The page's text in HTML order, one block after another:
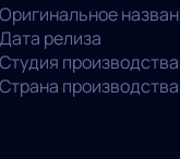
Оригинальное
Дата релиза
Студия производства
Страна производства